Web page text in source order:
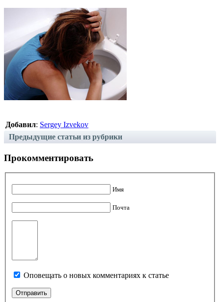
Добавил: Sergey Izvekov
Предыдущие статьи из рубрики
Прокомментировать
Имя
Почта
Оповещать о новых комментариях к статье